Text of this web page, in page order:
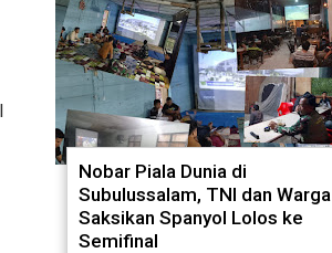
Nobar Piala Dunia di
Subulussalam, TNI dan Warga
Saksikan Spanyol Lolos ke
Semifinal